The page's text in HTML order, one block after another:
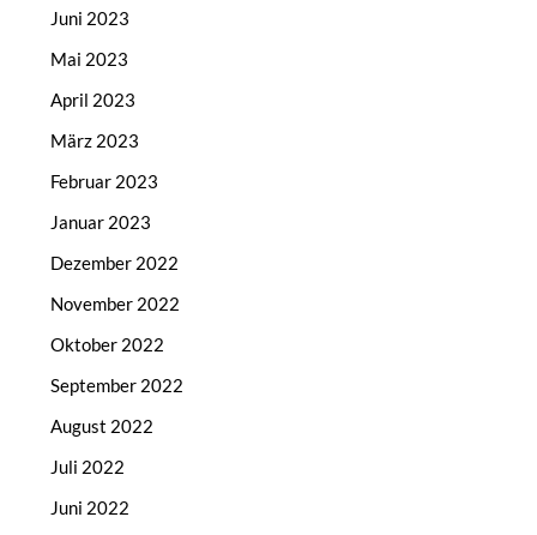
Juni 2023
Mai 2023
April 2023
März 2023
Februar 2023
Januar 2023
Dezember 2022
November 2022
Oktober 2022
September 2022
August 2022
Juli 2022
Juni 2022